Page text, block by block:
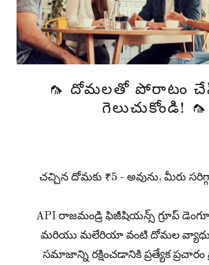
🦟 దోమలతో పోరాటం
గెలుచుకోండి! 🦟
చచ్చిన దోమకు ₹5 - అవును, మీరు
API రాజమండ్రి ఫిజీషియన్స్ గ్రూప్
మరియు మలేరియా వంటి దోమల
సమాజాన్ని రక్షించడానికి ప్రత్యేక ప్రచారం